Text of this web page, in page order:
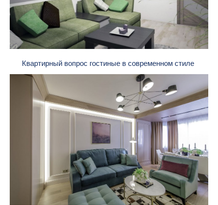
Квартирный вопрос гостиные в современном стиле